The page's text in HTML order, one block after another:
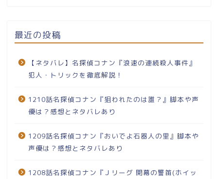
最近の投稿
【ネタバレ】名探偵コナン『浪速の連続殺人事件』
犯人・トリックを徹底解説！
1210話名探偵コナン『狙われたのは誰？』脚本や声
優は？感想とネタバレあり
1209話名探偵コナン『おいでよ石器人の里』脚本や
声優は？感想とネタバレあり
1208話名探偵コナン『Ｊリーグ 開幕の警笛(ホイッ